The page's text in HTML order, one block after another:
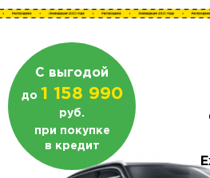
С выгодой
до 1 158 990
руб.
при покупке
в кредит